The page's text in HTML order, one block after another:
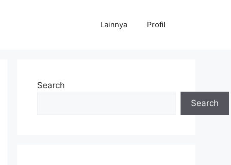
Lainnya Profil
Search
Search